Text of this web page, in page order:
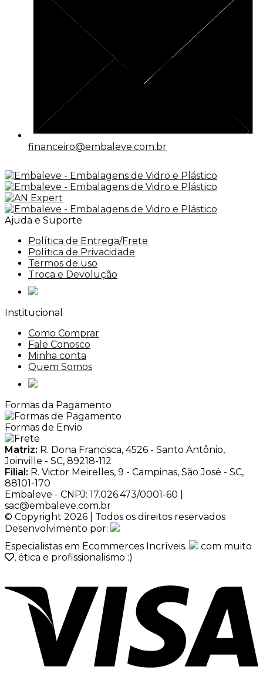
financeiro@embaleve.com.br
Ajuda e Suporte
Política de Entrega/Frete
Política de Privacidade
Termos de uso
Troca e Devolução
Institucional
Como Comprar
Fale Conosco
Minha conta
Quem Somos
Formas da Pagamento
Formas de Envio
Matriz: R. Dona Francisca, 4526 - Santo Antônio,
Joinville - SC, 89218-112
Filial: R. Victor Meirelles, 9 - Campinas, São José - SC,
88101-170
Embaleve - CNPJ: 17.026.473/0001-60 |
sac@embaleve.com.br
© Copyright 2026 | Todos os direitos reservados
Desenvolvimento por:
Especialistas em Ecommerces Incríveis.
com muito
, ética e profissionalismo :)